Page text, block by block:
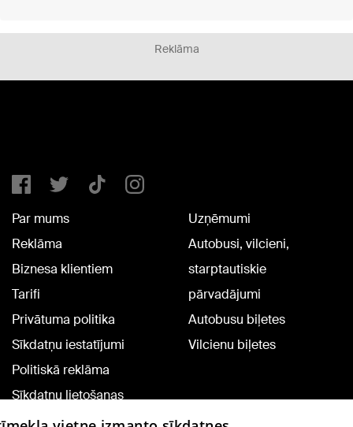
Reklāma
Par mums
Reklāma
Biznesa klientiem
Tarifi
Privātuma politika
Sīkdatņu iestatījumi
Politiskā reklāma
Sīkdatņu lietošanas
noteikumi
Uzņēmumi
Autobusi, vilcieni,
starptautiskie
pārvadājumi
Autobusu biļetes
Vilcienu biļetes